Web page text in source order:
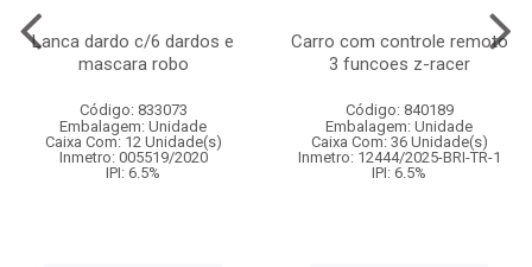
Lanca dardo c/6 dardos e
mascara robo
Código: 833073
Embalagem: Unidade
Caixa Com: 12 Unidade(s)
Inmetro: 005519/2020
IPI: 6.5%
Carro com controle remoto
3 funcoes z-racer
Código: 840189
Embalagem: Unidade
Caixa Com: 36 Unidade(s)
Inmetro: 12444/2025-BRI-TR-1
IPI: 6.5%